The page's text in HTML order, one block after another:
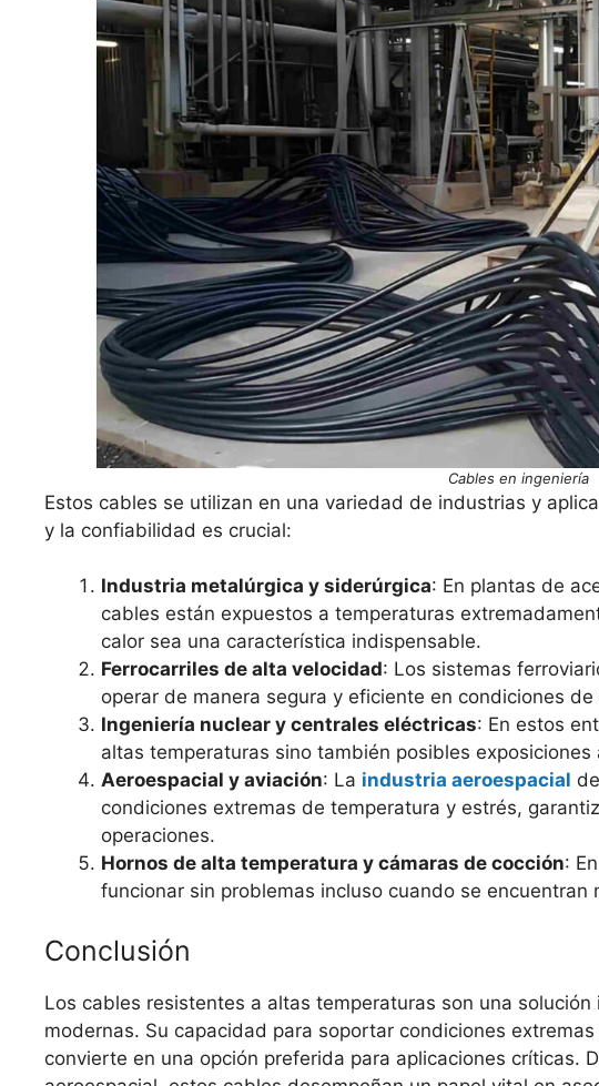
Cables en ingeniería
Estos cables se utilizan en una variedad de industrias y
y la confiabilidad es crucial:
Industria metalúrgica y siderúrgica: En plantas de
cables están expuestos a temperaturas
calor sea una característica indispensable.
Ferrocarriles de alta velocidad: Los sistemas
operar de manera segura y eficiente en condiciones
Ingeniería nuclear y centrales eléctricas: En estos
altas temperaturas sino también posibles
Aeroespacial y aviación: La industria aeroespacial
condiciones extremas de temperatura y estrés,
operaciones.
Hornos de alta temperatura y cámaras de cocción:
funcionar sin problemas incluso cuando se
Conclusión
Los cables resistentes a altas temperaturas son una
modernas. Su capacidad para soportar condiciones
convierte en una opción preferida para aplicaciones críticas.